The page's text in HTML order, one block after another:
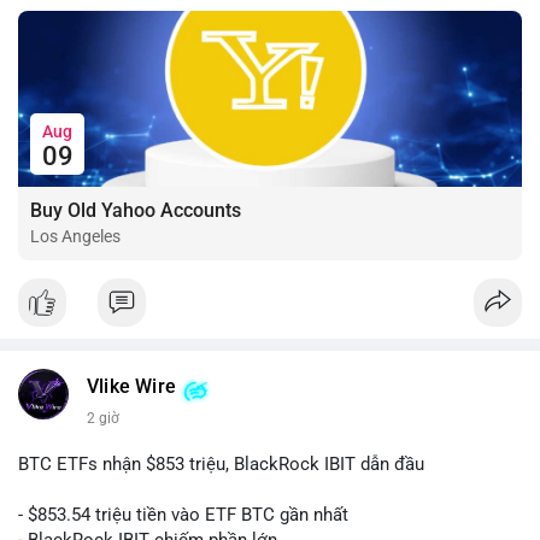
Aug
09
Buy Old Yahoo Accounts
Los Angeles
Vlike Wire
2 giờ
BTC ETFs nhận $853 triệu, BlackRock IBIT dẫn đầu
- $853.54 triệu tiền vào ETF BTC gần nhất